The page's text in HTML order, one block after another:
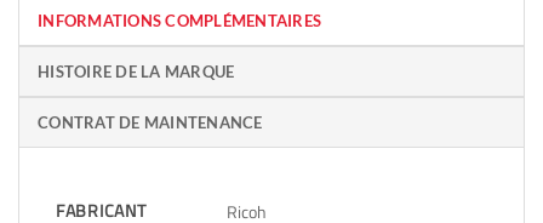
INFORMATIONS COMPLÉMENTAIRES
HISTOIRE DE LA MARQUE
CONTRAT DE MAINTENANCE
FABRICANT Ricoh